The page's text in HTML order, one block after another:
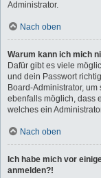
Administrator.
Nach oben
Warum kann ich mich
Dafür gibt es viele
und dein Passwort
Board-Administrator,
ebenfalls möglich, dass
welches ein
Nach oben
Ich habe mich vor
anmelden?!